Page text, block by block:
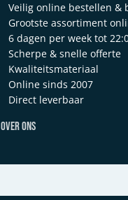
Veilig online bestellen &
Grootste assortiment
6 dagen per week tot
Scherpe & snelle offerte
Kwaliteitsmateriaal
Online sinds 2007
Direct leverbaar
Over ons